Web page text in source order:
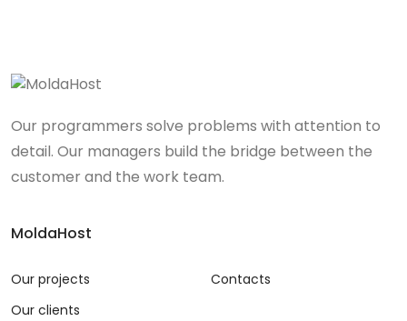
Our programmers solve problems with attention to
detail. Our managers build the bridge between the
customer and the work team.
MoldaHost
Our projects
Our clients
Contacts